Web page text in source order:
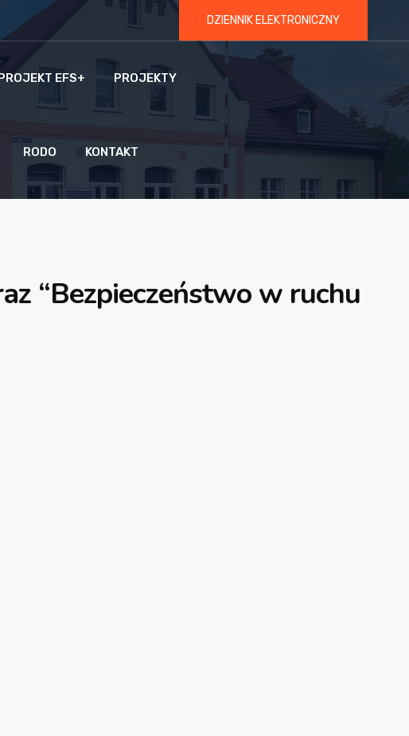
DZIENNIK ELEKTRONICZNY
EFS+ PROJEKTY
RODO KONTAKT
“Bezpieczeństwo w ruchu